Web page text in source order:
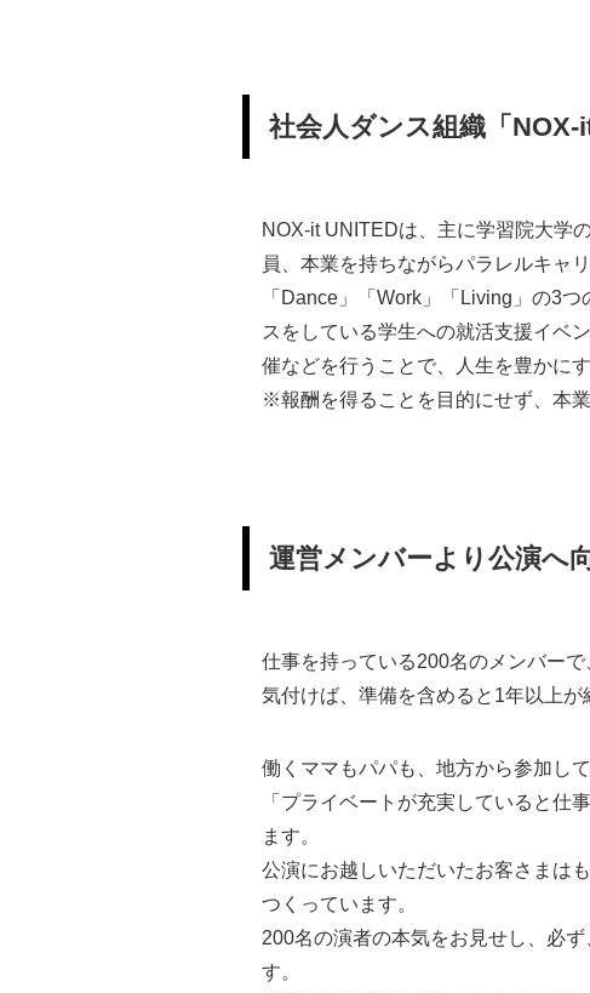
社会人ダンス組織「NOX-
NOX-it UNITEDは、主に学習院大学
員、本業を持ちながらパラレルキャ
「Dance」「Work」「Living」の3
スをしている学生への就活支援イベ
催などを行うことで、人生を豊かに
※報酬を得ることを目的にせず、本
運営メンバーより公演へ
仕事を持っている200名のメンバー
気付けば、準備を含めると1年以上が
働くママもパパも、地方から参加し
「プライベートが充実していると仕
ます。
公演にお越しいただいたお客さまは
つくっています。
200名の演者の本気をお見せし、必
す。